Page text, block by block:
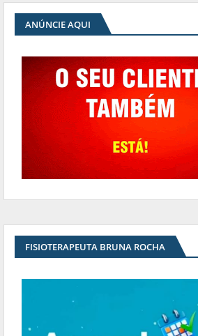
ANÚNCIE AQUI
FISIOTERAPEUTA BRUNA ROCHA